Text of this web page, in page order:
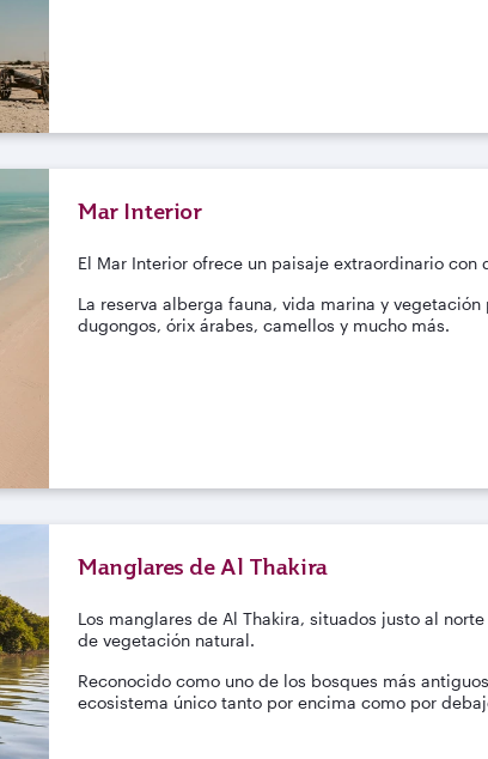
Mar Interior
El Mar Interior ofrece un paisaje extraordinario
La reserva alberga fauna, vida marina y
dugongos, órix árabes, camellos y mucho más.
Manglares de Al Thakira
Los manglares de Al Thakira, situados justo al
de vegetación natural.
Reconocido como uno de los bosques más
ecosistema único tanto por encima como por